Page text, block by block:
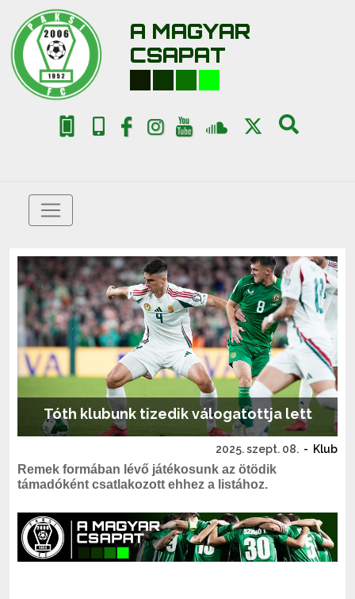
A MAGYAR
CSAPAT
Tóth klubunk tizedik válogatottja lett
2025. szept. 08. - Klub
Remek formában lévő játékosunk az ötödik
támadóként csatlakozott ehhez a listához.